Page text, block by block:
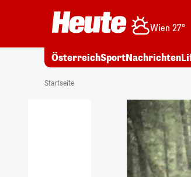
Wien 27°
ÖsterreichSportNachrichten
Startseite